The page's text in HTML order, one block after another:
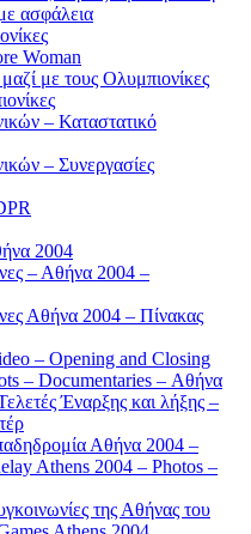
ασφάλεια
Woman
με τους Ολυμπιονίκες
– Καταστατικό
– Συνεργασίες
2004
– Αθήνα 2004 –
Αθήνα 2004 – Πίνακας
– Opening and Closing
– Documentaries – Αθήνα
Έναρξης και λήξης –
Αθήνα 2004 –
Athens 2004 – Photos –
της Αθήνας του